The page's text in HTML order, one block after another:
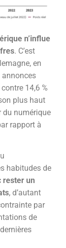
n’influe
. C’est
en
annonces
14,6 %
plus haut
du numérique
rapport à
habitudes de
rester un
, d’autant
par
de